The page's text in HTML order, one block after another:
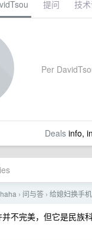
提问 技
Per
Dealsinfo,
› 问与答 › 给媳妇换手
不完美，但它是民族